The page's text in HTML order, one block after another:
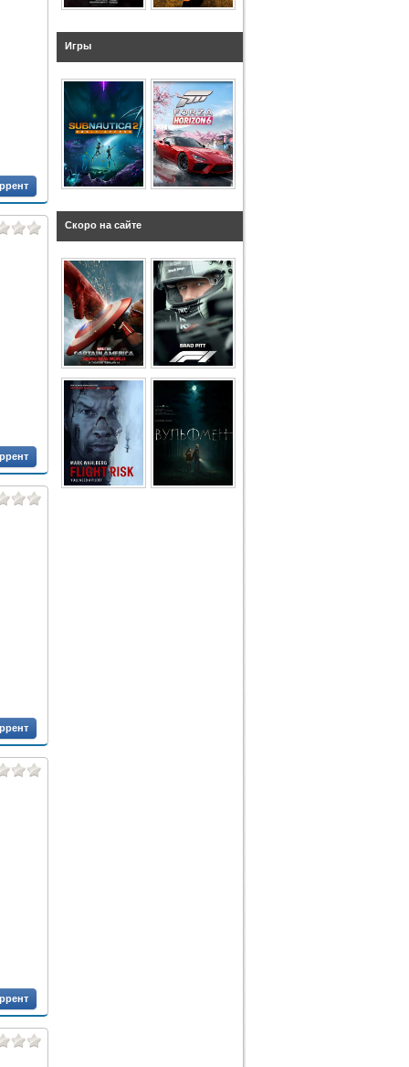
Игры
Скоро на сайте